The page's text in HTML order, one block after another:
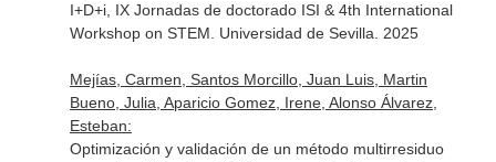
I+D+i, IX Jornadas de doctorado ISI & 4th International
Workshop on STEM. Universidad de Sevilla. 2025
Mejías, Carmen, Santos Morcillo, Juan Luis, Martin
Bueno, Julia, Aparicio Gomez, Irene, Alonso Álvarez,
Esteban:
Optimización y validación de un método multirresiduo